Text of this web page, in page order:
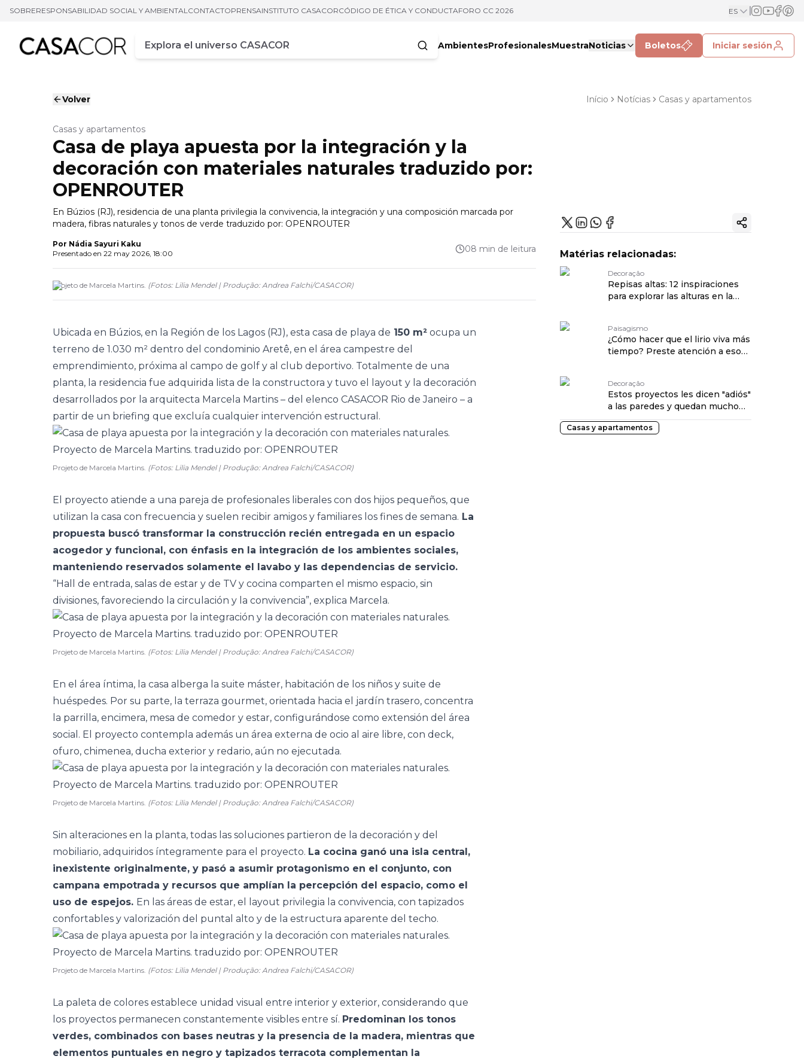
SOBRERESPONSABILIDAD SOCIAL Y AMBIENTALCONTACTOPRENSAINSTITUTO CASACORCÓDIGO DE ÉTICA Y CONDUCTAFORO CC 2026 ES
Campo de busca
Ingrese al menos tres caracteres
AmbientesProfesionalesMuestraNoticias Boletos Iniciar sesión
Volver Início Notícias Casas y apartamentos
Casas y apartamentos
Casa de playa apuesta por la integración y la
decoración con materiales naturales traduzido por:
OPENROUTER
En Búzios (RJ), residencia de una planta privilegia la convivencia, la integración y una composición marcada por
madera, fibras naturales y tonos de verde traduzido por: OPENROUTER
Por Nádia Sayuri Kaku
Presentado en 22 may 2026, 18:00 08 min de leitura
Projeto de Marcela Martins. (Fotos: Lilia Mendel | Produção: Andrea Falchi/CASACOR)
Ubicada en Búzios, en la Región de los Lagos (RJ), esta casa de playa de 150 m² ocupa un
terreno de 1.030 m² dentro del condominio Aretê, en el área campestre del
emprendimiento, próxima al campo de golf y al club deportivo. Totalmente de una
planta, la residencia fue adquirida lista de la constructora y tuvo el layout y la decoración
desarrollados por la arquitecta Marcela Martins – del elenco CASACOR Rio de Janeiro – a
partir de un briefing que excluía cualquier intervención estructural.
Projeto de Marcela Martins. (Fotos: Lilia Mendel | Produção: Andrea Falchi/CASACOR)
El proyecto atiende a una pareja de profesionales liberales con dos hijos pequeños, que
utilizan la casa con frecuencia y suelen recibir amigos y familiares los fines de semana. La
propuesta buscó transformar la construcción recién entregada en un espacio
acogedor y funcional, con énfasis en la integración de los ambientes sociales,
manteniendo reservados solamente el lavabo y las dependencias de servicio.
“Hall de entrada, salas de estar y de TV y cocina comparten el mismo espacio, sin
divisiones, favoreciendo la circulación y la convivencia”, explica Marcela.
Projeto de Marcela Martins. (Fotos: Lilia Mendel | Produção: Andrea Falchi/CASACOR)
En el área íntima, la casa alberga la suite máster, habitación de los niños y suite de
huéspedes. Por su parte, la terraza gourmet, orientada hacia el jardín trasero, concentra
la parrilla, encimera, mesa de comedor y estar, configurándose como extensión del área
social. El proyecto contempla además un área externa de ocio al aire libre, con deck,
ofuro, chimenea, ducha exterior y redario, aún no ejecutada.
Projeto de Marcela Martins. (Fotos: Lilia Mendel | Produção: Andrea Falchi/CASACOR)
Sin alteraciones en la planta, todas las soluciones partieron de la decoración y del
mobiliario, adquiridos íntegramente para el proyecto. La cocina ganó una isla central,
inexistente originalmente, y pasó a asumir protagonismo en el conjunto, con
campana empotrada y recursos que amplían la percepción del espacio, como el
uso de espejos. En las áreas de estar, el layout privilegia la convivencia, con tapizados
confortables y valorización del puntal alto y de la estructura aparente del techo.
Projeto de Marcela Martins. (Fotos: Lilia Mendel | Produção: Andrea Falchi/CASACOR)
La paleta de colores establece unidad visual entre interior y exterior, considerando que
los proyectos permanecen constantemente visibles entre sí. Predominan los tonos
verdes, combinados con bases neutras y la presencia de la madera, mientras que
elementos puntuales en negro y tapizados terracota complementan la
Copiar enlace
Matérias relacionadas:
Decoração
Repisas altas: 12 inspiraciones
para explorar las alturas en la
Paisagismo
¿Cómo hacer que el lirio viva más
tiempo? Preste atención a esos
Decoração
Estos proyectos les dicen "adiós"
a las paredes y quedan mucho
más aireados
Casas y apartamentos